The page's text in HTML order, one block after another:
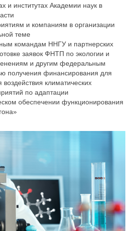
и институтах Академии наук в
и компаниям в организации
теме
командам ННГУ и партнерских
заявок ФНТП по экологии и
и другим федеральным
получения финансирования для
воздействия климатических
по адаптации
обеспечении функционирования